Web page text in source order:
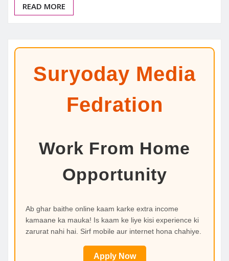
READ MORE
Suryoday Media
Fedration
Work From Home
Opportunity
Ab ghar baithe online kaam karke extra income
kamaane ka mauka! Is kaam ke liye kisi experience ki
zarurat nahi hai. Sirf mobile aur internet hona chahiye.
Apply Now